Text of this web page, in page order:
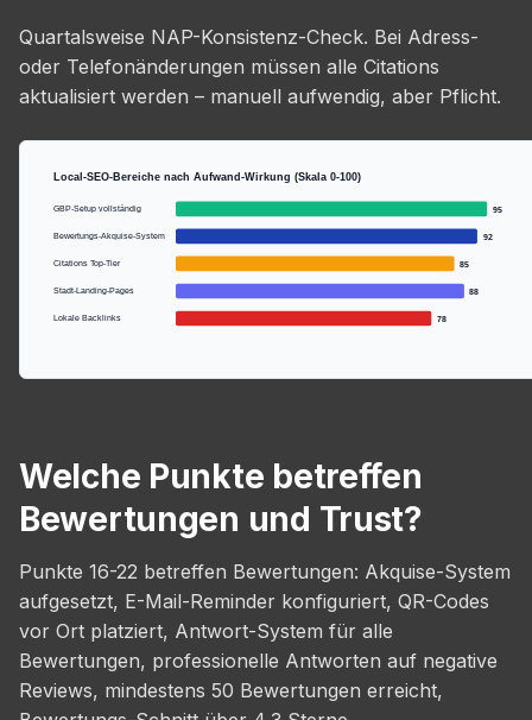
Quartalsweise NAP-Konsistenz-Check. Bei Adress-
oder Telefonänderungen müssen alle Citations
aktualisiert werden – manuell aufwendig, aber Pflicht.
Local-SEO-Bereiche nach Aufwand-Wirkung (Skala 0-100)
GBP-Setup vollständig 95
Bewertungs-Akquise-System 92
Citations Top-Tier 85
Stadt-Landing-Pages 88
Lokale Backlinks 78
Welche Punkte betreffen
Bewertungen und Trust?
Punkte 16-22 betreffen Bewertungen: Akquise-System
aufgesetzt, E-Mail-Reminder konfiguriert, QR-Codes
vor Ort platziert, Antwort-System für alle
Bewertungen, professionelle Antworten auf negative
Reviews, mindestens 50 Bewertungen erreicht,